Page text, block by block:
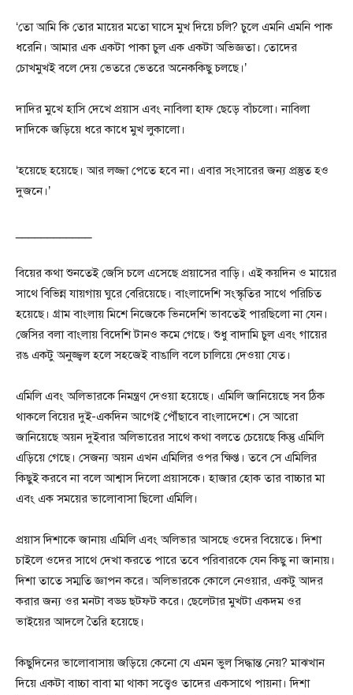
‘তো আমি কি তোর মায়ের মতো ঘাসে মুখ দিয়ে চলি? চুলে এমনি এমনি পাক
ধরেনি। আমার এক একটা পাকা চুল এক একটা অভিজ্ঞতা। তোদের
চোখমুখই বলে দেয় ভেতরে ভেতরে অনেককিছু চলছে।’
দাদির মুখে হাসি দেখে প্রয়াস এবং নাবিলা হাফ ছেড়ে বাঁচলো। নাবিলা
দাদিকে জড়িয়ে ধরে কাধে মুখ লুকালো।
‘হয়েছে হয়েছে। আর লজ্জা পেতে হবে না। এবার সংসারের জন্য প্রস্তুত হও
দুজনে।’
বিয়ের কথা শুনতেই জেসি চলে এসেছে প্রয়াসের বাড়ি। এই কয়দিন ও মায়ের
সাথে বিভিন্ন যায়গায় ঘুরে বেরিয়েছে। বাংলাদেশি সংস্কৃতির সাথে পরিচিত
হয়েছে। গ্রাম বাংলায় মিশে নিজেকে ভিনদেশি ভাবতেই পারছিলো না যেন।
জেসির বলা বাংলায় বিদেশি টানও কমে গেছে। শুধু বাদামি চুল এবং গায়ের
রঙ একটু অনুজ্জ্বল হলে সহজেই বাঙালি বলে চালিয়ে দেওয়া যেত।
এমিলি এবং অলিভারকে নিমন্ত্রণ দেওয়া হয়েছে। এমিলি জানিয়েছে সব ঠিক
থাকলে বিয়ের দুই-একদিন আগেই পৌঁছাবে বাংলাদেশে। সে আরো
জানিয়েছে অয়ন দুইবার অলিভারের সাথে কথা বলতে চেয়েছে কিন্তু এমিলি
এড়িয়ে গেছে। সেজন্য অয়ন এখন এমিলির ওপর ক্ষিপ্ত। তবে সে এমিলির
কিছুই করবে না বলে আশ্বাস দিলো প্রয়াসকে। হাজার হোক তার বাচ্চার মা
এবং এক সময়ের ভালোবাসা ছিলো এমিলি।
প্রয়াস দিশাকে জানায় এমিলি এবং অলিভার আসছে ওদের বিয়েতে। দিশা
চাইলে ওদের সাথে দেখা করতে পারে তবে পরিবারকে যেন কিছু না জানায়।
দিশা তাতে সম্মতি জ্ঞাপন করে। অলিভারকে কোলে নেওয়ার, একটু আদর
করার জন্য ওর মনটা বড্ড ছটফট করে। ছেলেটার মুখটা একদম ওর
ভাইয়ের আদলে তৈরি হয়েছে।
কিছুদিনের ভালোবাসায় জড়িয়ে কেনো যে এমন ভুল সিদ্ধান্ত নেয়? মাঝখান
দিয়ে একটা বাচ্চা বাবা মা থাকা সত্ত্বেও তাদের একসাথে পায়না। দিশা